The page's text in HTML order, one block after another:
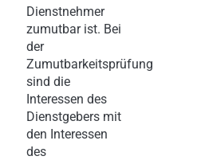
Dienstnehmer
zumutbar ist. Bei
der
Zumutbarkeitsprüfung
sind die
Interessen des
Dienstgebers mit
den Interessen
des